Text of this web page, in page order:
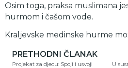
Osim toga, praksa muslimana
hurmom i čašom vode.
Kraljevske medinske hurme
PRETHODNI ČLANAK
Projekat za djecu: Spoji i usvoji U